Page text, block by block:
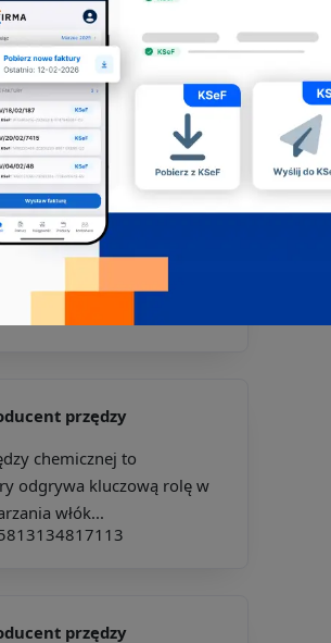
barwników
to specjalista
różnorodnych
kt...
produkcji tekstylnej
tekstylnej to kluczowa
wytwórczym,
przędzy
chemicznej to
odgrywa kluczową rolę w
włók...
813134817113
przędzy